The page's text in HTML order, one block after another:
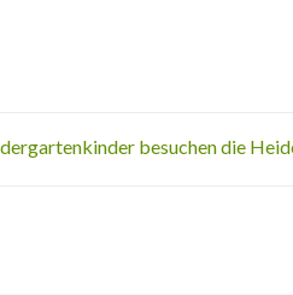
besuchen die